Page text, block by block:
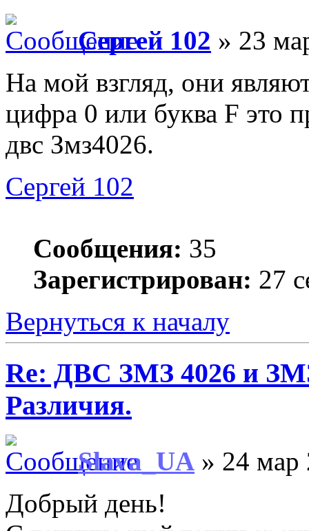
Сергей 102 » 23
На мой взгляд, они
цифра 0 или буква F это
двс Змз4026.
Сергей 102
Сообщения: 35
Зарегистрирован: 27
Вернуться к началу
Re: ДВС ЗМЗ 4026 и
Различия.
Slava_UA » 24 мар
Добрый день!